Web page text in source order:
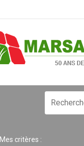
Mes critères :